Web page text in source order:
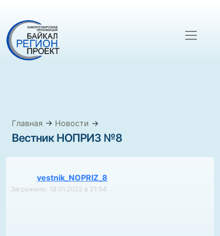
Главная → Новости →
Вестник НОПРИЗ №8
vestnik_NOPRIZ_8
Загружено: 19.01.2022 в 21:54